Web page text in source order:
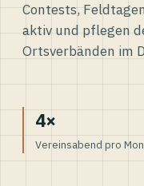
Contests,
aktiv und pflegen
Ortsverbänden im
4×
Vereinsabend pro